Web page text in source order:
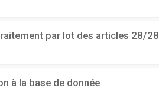
par lot des articles 28/28
à la base de donnée